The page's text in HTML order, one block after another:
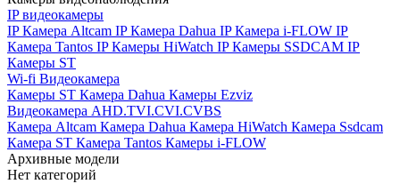
IP видеокамеры
IP Камера Altcam IP Камера Dahua IP Камера i-FLOW IP
Камера Tantos IP Камеры HiWatch IP Камеры SSDCAM IP
Камеры ST
Wi-fi Видеокамера
Камеры ST Камера Dahua Камеры Ezviz
Видеокамера AHD.TVI.CVI.CVBS
Камера Altcam Камера Dahua Камера HiWatch Камера Ssdcam
Камера ST Камера Tantos Камеры i-FLOW
Архивные модели
Нет категорий